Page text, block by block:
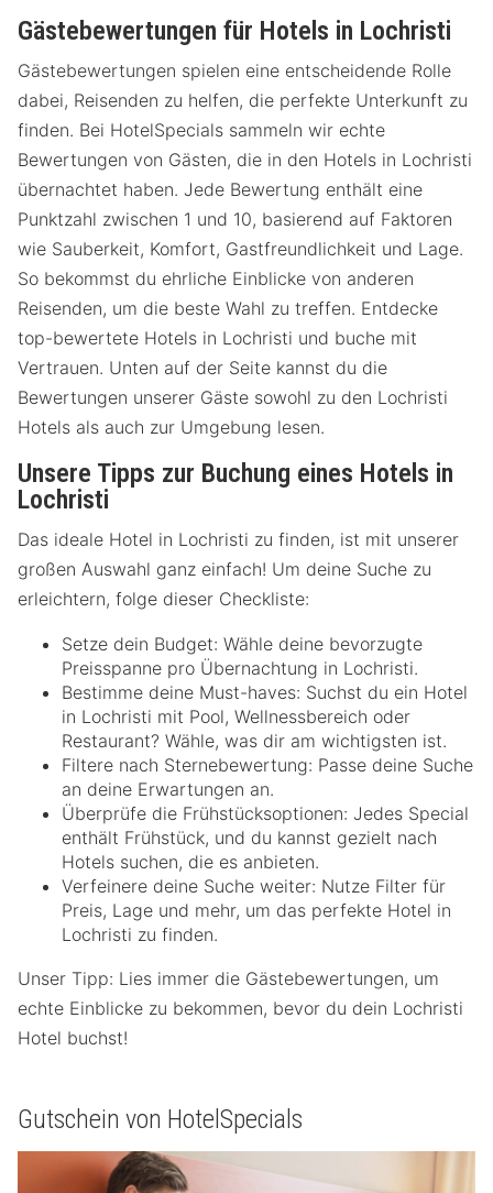
Gästebewertungen für Hotels in Lochristi
Gästebewertungen spielen eine entscheidende Rolle
dabei, Reisenden zu helfen, die perfekte Unterkunft zu
finden. Bei HotelSpecials sammeln wir echte
Bewertungen von Gästen, die in den Hotels in Lochristi
übernachtet haben. Jede Bewertung enthält eine
Punktzahl zwischen 1 und 10, basierend auf Faktoren
wie Sauberkeit, Komfort, Gastfreundlichkeit und Lage.
So bekommst du ehrliche Einblicke von anderen
Reisenden, um die beste Wahl zu treffen. Entdecke
top-bewertete Hotels in Lochristi und buche mit
Vertrauen. Unten auf der Seite kannst du die
Bewertungen unserer Gäste sowohl zu den Lochristi
Hotels als auch zur Umgebung lesen.
Unsere Tipps zur Buchung eines Hotels in
Lochristi
Das ideale Hotel in Lochristi zu finden, ist mit unserer
großen Auswahl ganz einfach! Um deine Suche zu
erleichtern, folge dieser Checkliste:
Setze dein Budget: Wähle deine bevorzugte
Preisspanne pro Übernachtung in Lochristi.
Bestimme deine Must-haves: Suchst du ein Hotel
in Lochristi mit Pool, Wellnessbereich oder
Restaurant? Wähle, was dir am wichtigsten ist.
Filtere nach Sternebewertung: Passe deine Suche
an deine Erwartungen an.
Überprüfe die Frühstücksoptionen: Jedes Special
enthält Frühstück, und du kannst gezielt nach
Hotels suchen, die es anbieten.
Verfeinere deine Suche weiter: Nutze Filter für
Preis, Lage und mehr, um das perfekte Hotel in
Lochristi zu finden.
Unser Tipp: Lies immer die Gästebewertungen, um
echte Einblicke zu bekommen, bevor du dein Lochristi
Hotel buchst!
Gutschein von HotelSpecials